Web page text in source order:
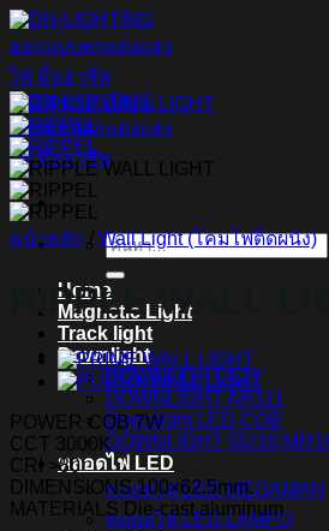
ข้าม
ไป
ยัง
เนื้อหา
ค้นหา:
Home
Magnetic Light
Track light
Downlight
DOWNLIGHT E27
DOWNLIGHT AR111
Downlight LED COB
DOWNLIGHT GU10
หลอดไฟ LED
หลอดไฟ LED MEGAMAN
หลอดไฟ LED LAMPO
หน้าหลัก / Wall Light (โคมไฟติดผนัง)
RIPPLE WALL
POWER COB 7W
CCT 3000K
CRI >80
DIMENSIONS 100×62.5mm.
MATERIALS Die-cast aluminum